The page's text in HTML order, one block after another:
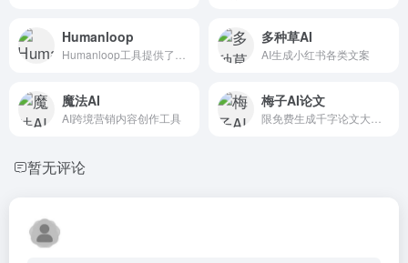
Humanloop 多种草AI
AI生成小红书各类文案
魔法AI
AI跨境营销内容创作工具
梅子AI论文
暂无评论